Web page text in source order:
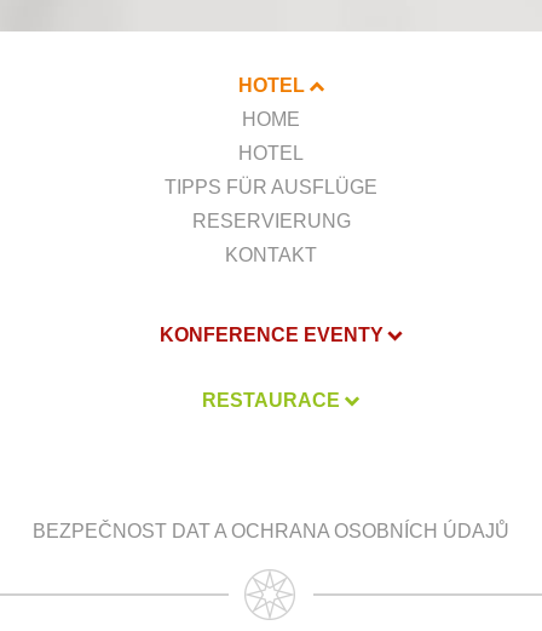
HOTEL
HOME
HOTEL
TIPPS FÜR AUSFLÜGE
RESERVIERUNG
KONTAKT
KONFERENCE EVENTY
RESTAURACE
BEZPEČNOST DAT A OCHRANA OSOBNÍCH ÚDAJŮ